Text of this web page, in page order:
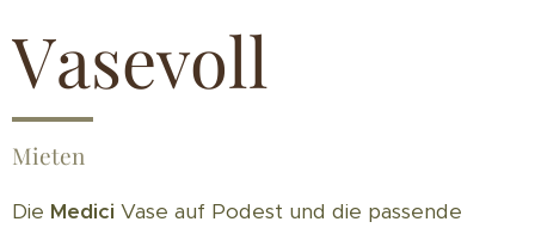
Vasevoll
Mieten
Die Medici Vase auf Podest und die passende